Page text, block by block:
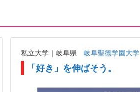
私立大学｜岐阜県 岐阜聖徳学園大学
「好き」を伸ばそう。